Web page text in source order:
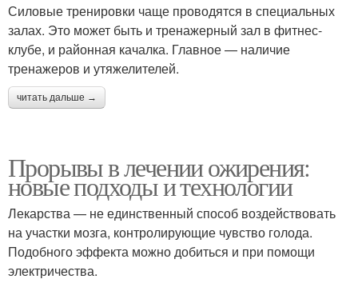
Силовые тренировки чаще проводятся в специальных
залах. Это может быть и тренажерный зал в фитнес-
клубе, и районная качалка. Главное — наличие
тренажеров и утяжелителей.
читать дальше →
Прорывы в лечении ожирения:
новые подходы и технологии
Лекарства — не единственный способ воздействовать
на участки мозга, контролирующие чувство голода.
Подобного эффекта можно добиться и при помощи
электричества.